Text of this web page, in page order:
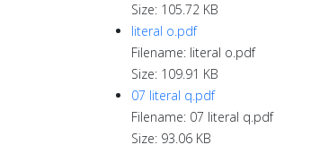
Size: 105.72 KB
literal o.pdf
Filename: literal o.pdf
Size: 109.91 KB
07 literal q.pdf
Filename: 07 literal q.pdf
Size: 93.06 KB